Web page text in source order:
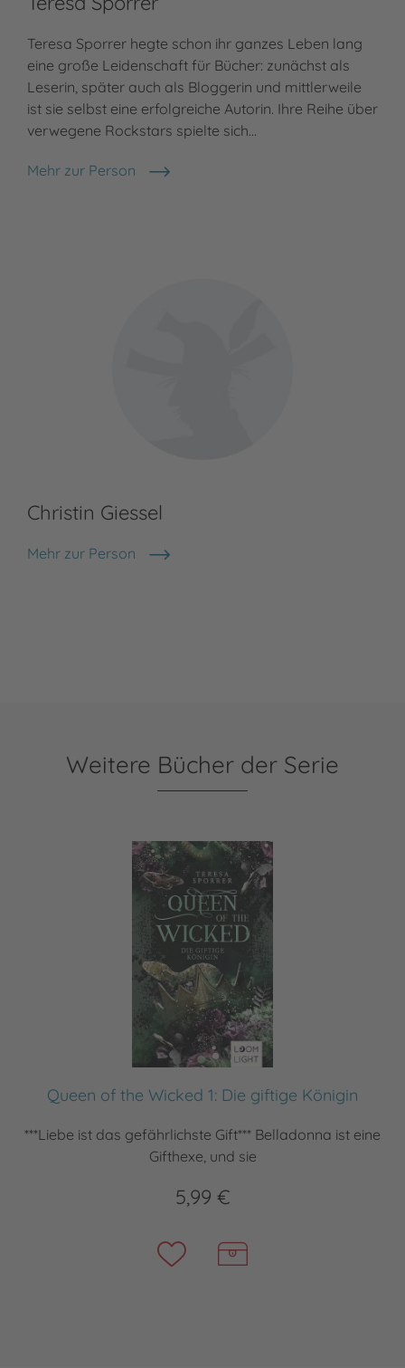
Teresa Sporrer hegte schon ihr ganzes Leben lang
eine große Leidenschaft für Bücher: zunächst als
Leserin, später auch als Bloggerin und mittlerweile
ist sie selbst eine erfolgreiche Autorin. Ihre Reihe über
verwegene Rockstars spielte sich…
Mehr zur Person
Teresa Sporrer
Christin Giessel
Mehr zur Person
Christin Giessel
Weitere Bücher der Serie
Queen of the Wicked 1: Die giftige Königin
***Liebe ist das gefährlichste Gift*** Belladonna ist eine
Gifthexe, und sie
5,99 €